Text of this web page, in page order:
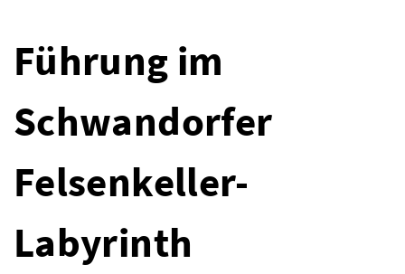
Führung im
Schwandorfer
Felsenkeller-
Labyrinth